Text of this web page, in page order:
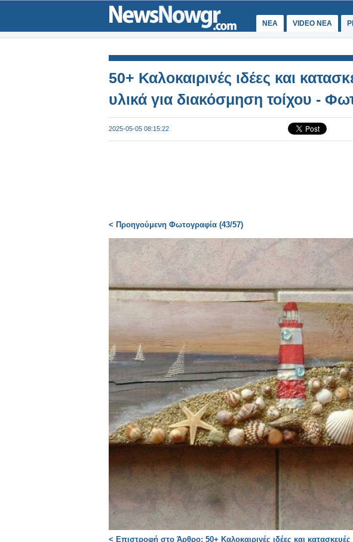
ΝΕΑ VIDEO NEA
50+ Καλοκαιρινές ιδέες και
υλικά για διακόσμηση τοίχου -
2025-05-05 08:15:22
< Προηγούμενη Φωτογραφία (43/57)
< Επιστροφή στο Άρθρο: 50+ Καλοκαιρινές ιδέες και